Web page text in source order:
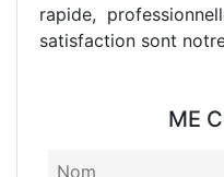
rapide,
satisfaction sont
ME